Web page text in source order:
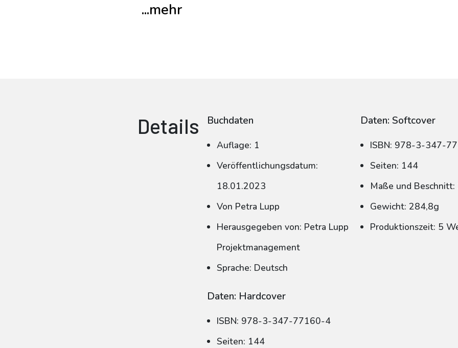
...mehr
Details Buchdaten
Auflage: 1
Veröffentlichungsdatum:
18.01.2023
Von Petra Lupp
Herausgegeben von: Petra Lupp
Projektmanagement
Sprache: Deutsch
Daten: Softcover
ISBN: 978-3-347-
Seiten: 144
Maße und
Gewicht: 284,8g
Produktionszeit: 5
Daten: Hardcover
ISBN: 978-3-347-77160-4
Seiten: 144